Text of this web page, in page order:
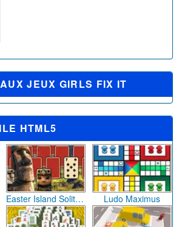
JEUX GIRLS FIX IT
HTML5
Easter Island Solitaire Ludo Maximus